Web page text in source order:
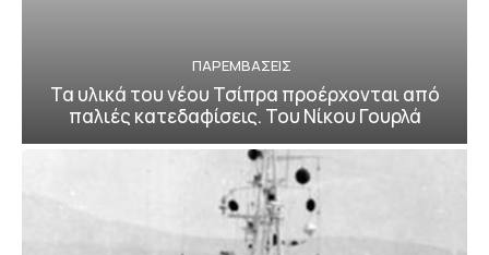
ΠΑΡΕΜΒΑΣΕΙΣ
Τα υλικά του νέου Τσίπρα προέρχονται από
παλιές κατεδαφίσεις. Του Νίκου Γουρλά